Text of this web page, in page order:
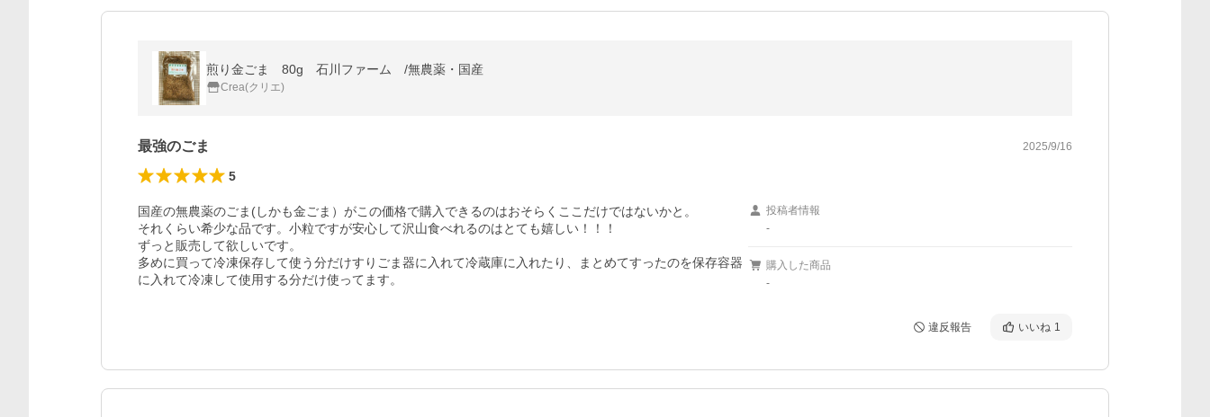
煎り金ごま 80g 石川ファーム /無農薬・国産
Crea(クリエ)
最強のごま 2025/9/16
5
国産の無農薬のごま(しかも金ごま）がこの価格で購入できるのはおそらくここだけではないかと。
それくらい希少な品です。小粒ですが安心して沢山食べれるのはとても嬉しい！！！
ずっと販売して欲しいです。
多めに買って冷凍保存して使う分だけすりごま器に入れて冷蔵庫に入れたり、まとめてすったのを保存容器
に入れて冷凍して使用する分だけ使ってます。
投稿者情報
-
購入した商品
-
違反報告 いいね 1